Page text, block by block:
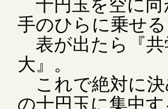
十円玉を空に向
手のひらに乗せ
表が出たら『共
大』。
これで絶対に決
の十円玉に集中